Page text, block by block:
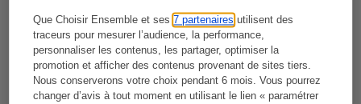
Que Choisir Ensemble et ses7 partenaires utilisent des
traceurs pour mesurer l’audience, la performance,
personnaliser les contenus, les partager, optimiser la
promotion et afficher des contenus provenant de sites tiers.
Nous conserverons votre choix pendant 6 mois. Vous pourrez
changer d’avis à tout moment en utilisant le lien « paramétrer